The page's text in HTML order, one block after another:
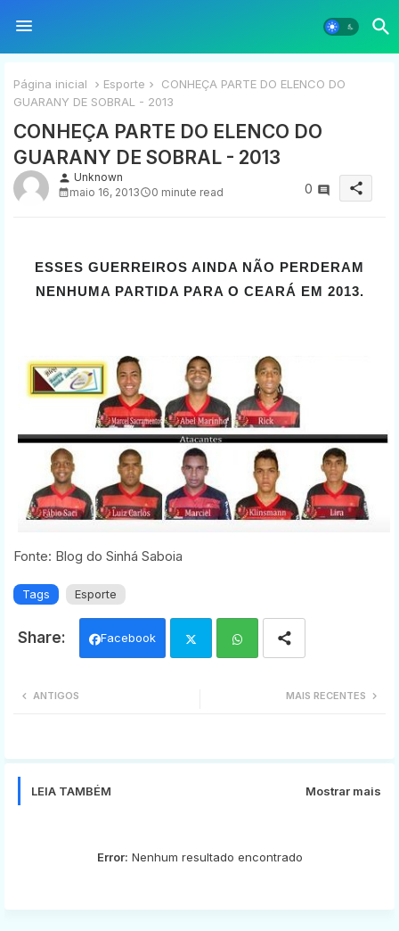
Página inicial Esporte
CONHEÇA PARTE DO ELENCO DO
GUARANY DE SOBRAL - 2013
CONHEÇA PARTE DO ELENCO DO
GUARANY DE SOBRAL - 2013
person Unknown
maio 16, 2013
0 minute read 0 share
ESSES GUERREIROS AINDA NÃO PERDERAM
NENHUMA PARTIDA PARA O CEARÁ EM 2013.
Fonte: Blog do Sinhá Saboia
Tags Esporte
Facebook
MAIS RECENTES
ANTIGOS
LEIA TAMBÉM Mostrar mais
Error: Nenhum resultado encontrado